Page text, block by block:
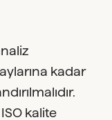
kadar
kalite